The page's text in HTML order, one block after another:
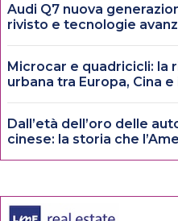
Audi Q7 nuova
rivisto e tecnologie
Microcar e quadricicli: la
urbana tra Europa, Cina
Dall’età dell’oro delle
cinese: la storia che